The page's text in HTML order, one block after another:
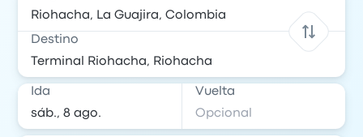
Destino
Ida Vuelta